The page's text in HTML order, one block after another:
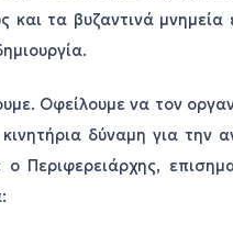
και τα βυζαντινά
Οφείλουμε να τον
δύναμη για την